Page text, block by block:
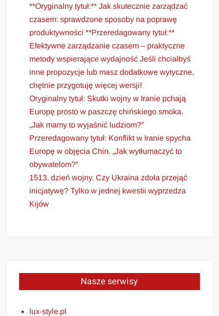
**Oryginalny tytuł:** Jak skutecznie zarządzać
czasem: sprawdzone sposoby na poprawę
produktywności **Przeredagowany tytuł:**
Efektywne zarządzanie czasem – praktyczne
metody wspierające wydajność Jeśli chciałbyś
inne propozycje lub masz dodatkowe wytyczne,
chętnie przygotuję więcej wersji!
Oryginalny tytuł: Skutki wojny w Iranie pchają
Europę prosto w paszczę chińskiego smoka.
„Jak mamy to wyjaśnić ludziom?”
Przeredagowany tytuł: Konflikt w Iranie spycha
Europę w objęcia Chin. „Jak wytłumaczyć to
obywatelom?”
1513. dzień wojny. Czy Ukraina zdoła przejąć
inicjatywę? Tylko w jednej kwestii wyprzedza
Kijów
Nasze serwisy
lux-style.pl